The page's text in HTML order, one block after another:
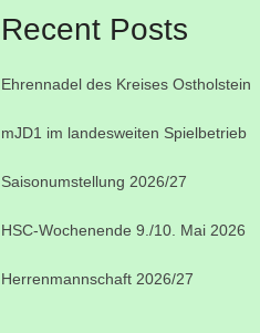
Recent Posts
Ehrennadel des Kreises Ostholstein
mJD1 im landesweiten Spielbetrieb
Saisonumstellung 2026/27
HSC-Wochenende 9./10. Mai 2026
Herrenmannschaft 2026/27